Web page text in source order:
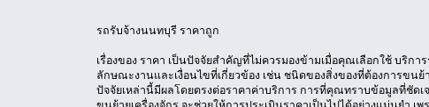
รถรับจ้างนนทบุรี ราคาถูก
เรื่องของ ราคา เป็นปัจจัยสำคัญที่ไม่ควรมองข้ามเมื่อคุณเลือกใช้ บริก
ลักษณะงานและเงื่อนไขที่เกี่ยวข้อง เช่น ชนิดของสิ่งของที่ต้องการขน
ปัจจัยเหล่านี้มีผลโดยตรงต่อราคาค่าบริการ การที่คุณทราบข้อมูลที่ชัด